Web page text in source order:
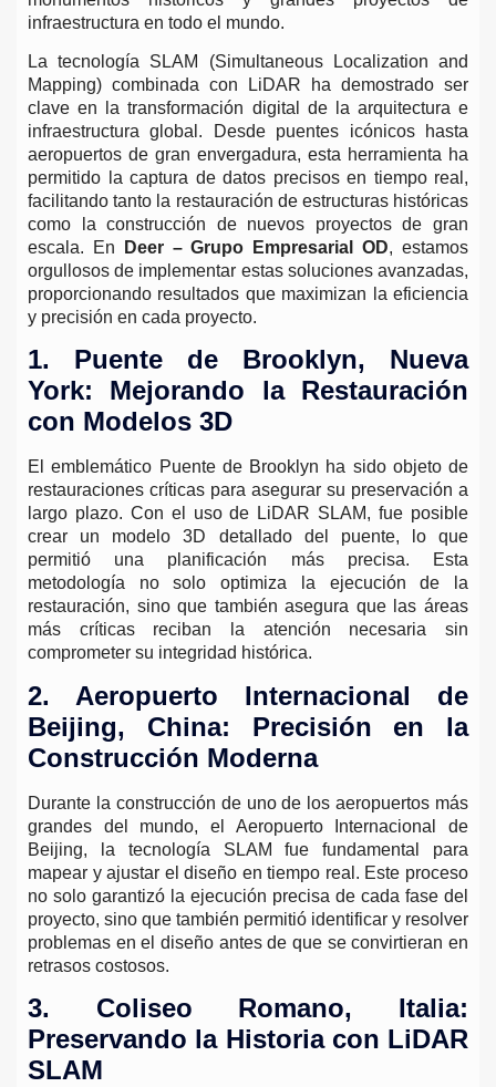
infraestructura en todo el mundo.
La tecnología SLAM (Simultaneous Localization and
Mapping) combinada con LiDAR ha demostrado ser
clave en la transformación digital de la arquitectura e
infraestructura global. Desde puentes icónicos hasta
aeropuertos de gran envergadura, esta herramienta ha
permitido la captura de datos precisos en tiempo real,
facilitando tanto la restauración de estructuras históricas
como la construcción de nuevos proyectos de gran
escala. En
Deer – Grupo Empresarial OD, estamos
orgullosos de implementar estas soluciones avanzadas,
proporcionando resultados que maximizan la eficiencia
y precisión en cada proyecto.
1. Puente de Brooklyn, Nueva
York: Mejorando la Restauración
con Modelos 3D
El emblemático Puente de Brooklyn ha sido objeto de
restauraciones críticas para asegurar su preservación a
largo plazo. Con el uso de LiDAR SLAM, fue posible
crear un modelo 3D detallado del puente, lo que
permitió una planificación más precisa. Esta
metodología no solo optimiza la ejecución de la
restauración, sino que también asegura que las áreas
más críticas reciban la atención necesaria sin
comprometer su integridad histórica.
2. Aeropuerto Internacional de
Beijing, China: Precisión en la
Construcción Moderna
Durante la construcción de uno de los aeropuertos más
grandes del mundo, el Aeropuerto Internacional de
Beijing, la tecnología SLAM fue fundamental para
mapear y ajustar el diseño en tiempo real. Este proceso
no solo garantizó la ejecución precisa de cada fase del
proyecto, sino que también permitió identificar y resolver
problemas en el diseño antes de que se convirtieran en
retrasos costosos.
3. Coliseo Romano, Italia:
Preservando la Historia con LiDAR
SLAM